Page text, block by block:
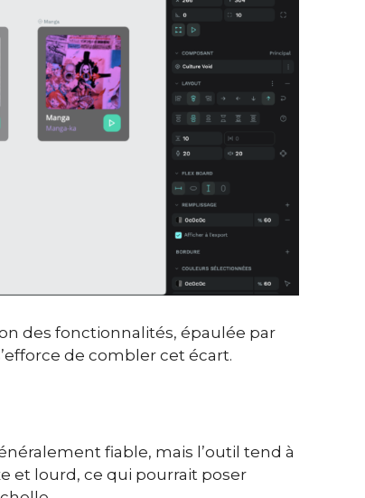
des fonctionnalités, épaulée par
de combler cet écart.
fiable, mais l’outil tend à
et lourd, ce qui pourrait poser